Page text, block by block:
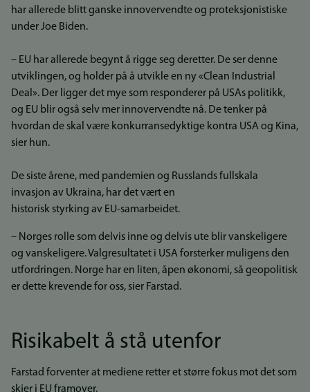
har allerede blitt ganske innovervendte og proteksjonistiske
under Joe Biden.
– EU har allerede begynt å rigge seg deretter. De ser denne
utviklingen, og holder på å utvikle en ny «Clean Industrial
Deal». Der ligger det mye som responderer på USAs politikk,
og EU blir også selv mer innovervendte nå. De tenker på
hvordan de skal være konkurransedyktige kontra USA og Kina,
sier hun.
De siste årene, med pandemien og Russlands fullskala
invasjon av Ukraina, har det vært en
historisk styrking av EU-samarbeidet.
– Norges rolle som delvis inne og delvis ute blir vanskeligere
og vanskeligere. Valgresultatet i USA forsterker muligens den
utfordringen. Norge har en liten, åpen økonomi, så geopolitisk
er dette krevende for oss, sier Farstad.
Risikabelt å stå utenfor
Farstad forventer at mediene retter et større fokus mot det som
skjer i EU framover.